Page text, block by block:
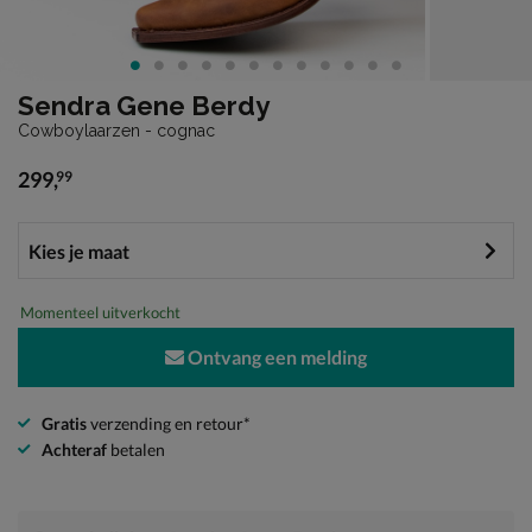
Sendra Gene Berdy
Cowboylaarzen - cognac
€ 299,99
299,99
Momenteel uitverkocht
Ontvang een melding
Gratisverzending en retour*
Achteraf betalen